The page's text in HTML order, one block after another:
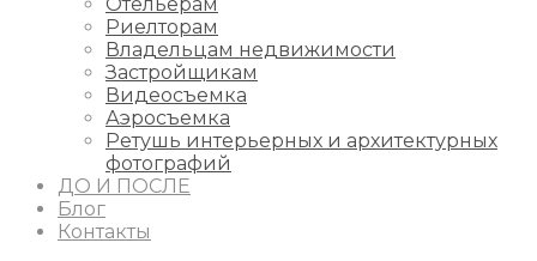
Риелторам
Владельцам недвижимости
Застройщикам
Видеосъемка
Аэросъемка
Ретушь интерьерных и архитектурных
фотографий
ДО И ПОСЛЕ
Блог
Контакты